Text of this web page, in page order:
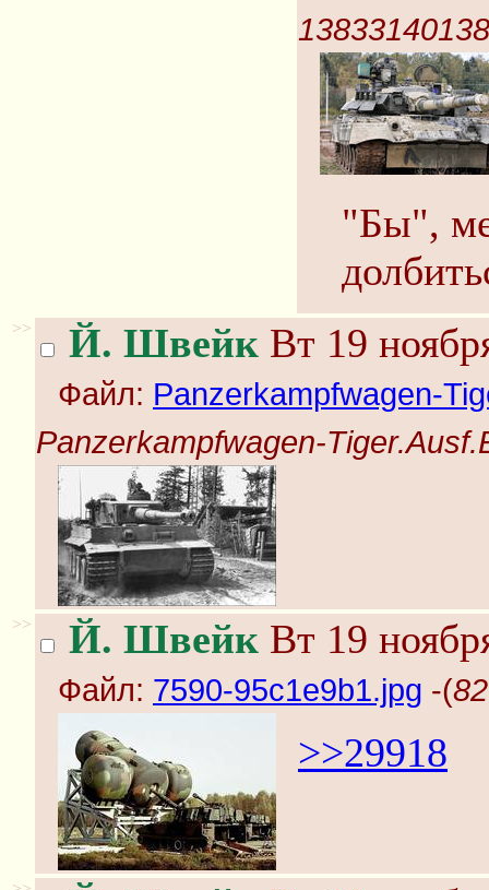
"Бы",
>> Й. Швейк Вт 19
Файл: Panzerkampfwagen-
Panzerkampfwagen-
>> Й. Швейк Вт 19
Файл: 7590-95c1e9b1.jpg -(
>>29918